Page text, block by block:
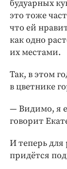
будуарных
это тоже
что ей
как одно
их местами.
Так, в этом
в цветнике
— Видимо, я
говорит
И теперь для
придётся